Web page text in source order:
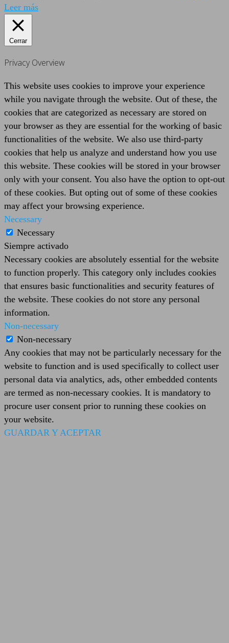
Leer más
Cerrar
Privacy Overview
This website uses cookies to improve your experience
while you navigate through the website. Out of these, the
cookies that are categorized as necessary are stored on
your browser as they are essential for the working of basic
functionalities of the website. We also use third-party
cookies that help us analyze and understand how you use
this website. These cookies will be stored in your browser
only with your consent. You also have the option to opt-out
of these cookies. But opting out of some of these cookies
may affect your browsing experience.
Necessary
Necessary
Siempre activado
Necessary cookies are absolutely essential for the website
to function properly. This category only includes cookies
that ensures basic functionalities and security features of
the website. These cookies do not store any personal
information.
Non-necessary
Non-necessary
Any cookies that may not be particularly necessary for the
website to function and is used specifically to collect user
personal data via analytics, ads, other embedded contents
are termed as non-necessary cookies. It is mandatory to
procure user consent prior to running these cookies on
your website.
GUARDAR Y ACEPTAR